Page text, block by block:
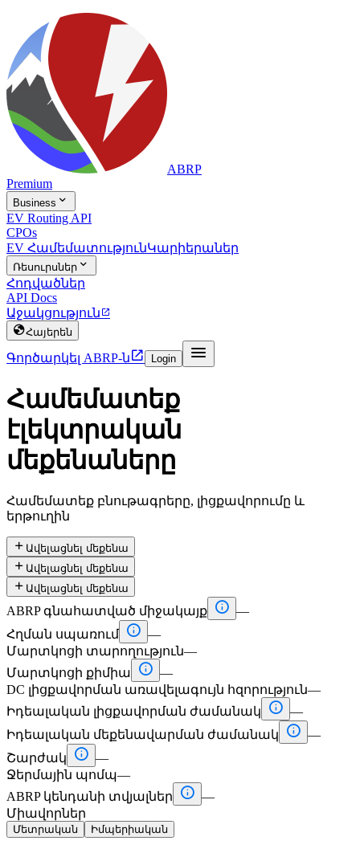
ABRP
Premium
Business 
EV Routing API
CPOs
EV ՀամեմատությունԿարիերաներ
Ռեսուրսներ 
Հոդվածներ
API Docs
Աջակցություն 
Հայերեն
Գործարկել ABRP-ն Login 
Համեմատեք
էլեկտրական
մեքենաները
Համեմատեք բնութագրերը, լիցքավորումը և
երթուղին
 Ավելացնել մեքենա
 Ավելացնել մեքենա
 Ավելացնել մեքենա
ABRP գնահատված միջակայք  —
Հղման սպառում  —
Մարտկոցի տարողություն—
Մարտկոցի քիմիա
 —
DC լիցքավորման առավելագույն հզորություն—
Իդեալական լիցքավորման ժամանակ
 —
Իդեալական մեքենավարման ժամանակ
 —
Շարժակ
 —
Ջերմային պոմպ—
ABRP կենդանի տվյալներ
 —
Միավորներ
Մետրական Իմպերիական